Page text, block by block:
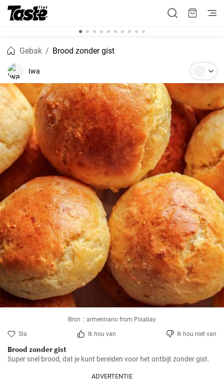
Gebak Brood zonder gist
Iwa
Bron :: armennano from Pixabay
Sla Ik hou van Ik hou niet van
Brood zonder gist
Super snel brood, dat je kunt bereiden voor het ontbijt zonder gist.
ADVERTENTIE